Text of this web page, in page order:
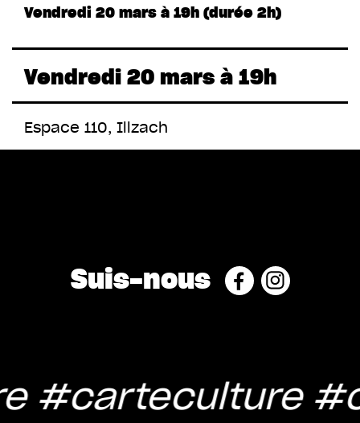
Vendredi 20 mars à 19h (durée 2h)
Vendredi 20 mars à 19h
Espace 110, Illzach
Suis-nous
#carteculture